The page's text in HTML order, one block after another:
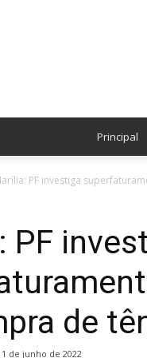
Principal
PF investiga
PF
de
1 de junho de 2022